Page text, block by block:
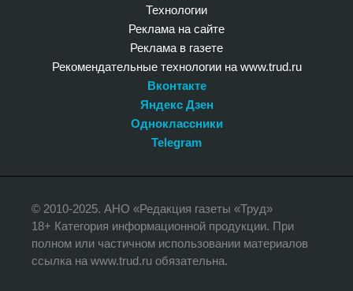
Технологии
Реклама на сайте
Реклама в газете
Рекомендательные технологии на www.trud.ru
Вконтакте
Яндекс Дзен
Одноклассники
Telegram
© 2010-2025. АНО «Редакция газеты «Труд»
18+ Категория информационной продукции. При
полном или частичном использовании материалов
ссылка на www.trud.ru обязательна.